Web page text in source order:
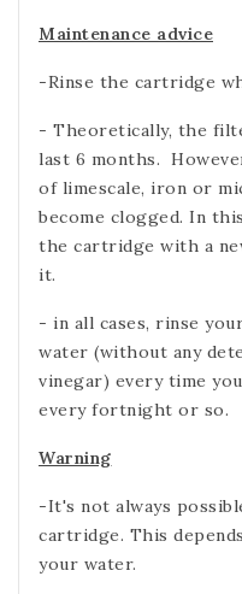
Maintenance advice
-Rinse the cartridge
- Theoretically, the
last 6 months.
of limescale, iron or
become clogged. In
the cartridge with a
it.
- in all cases, rinse
water (without any
vinegar) every time
every fortnight or so.
Warning
-It's not always
cartridge. This
your water.